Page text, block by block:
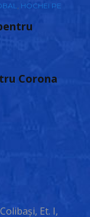
HOCHEI PE
Corona
Et. I,